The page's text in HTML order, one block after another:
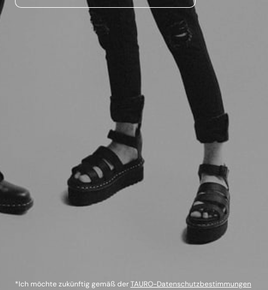
*Ich möchte zukünftig gemäß derTAURO-Datenschutzbestimmungen